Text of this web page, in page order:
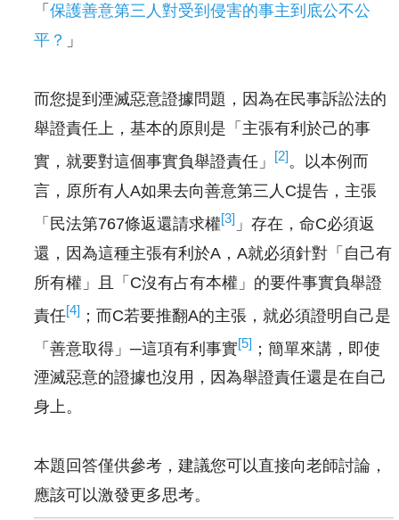
「 保護善意第三人對受到侵害的事主到底公不公
平？ 」
而您提到湮滅惡意證據問題，因為在民事訴訟法的
舉證責任上，基本的原則是「主張有利於己的事
實，就要對這個事實負舉證責任」
[2]。以本例而
言，原所有人A如果去向善意第三人C提告，主張
「民法第767條返還請求權[3] 」存在，命C必須返
還，因為這種主張有利於A，A就必須針對「自己有
所有權」且「C沒有占有本權」的要件事實負舉證
責任[4] ；而C若要推翻A的主張，就必須證明自己是
「善意取得」─這項有利事實[5] ；簡單來講，即使
湮滅惡意的證據也沒用，因為舉證責任還是在自己
身上。
本題回答僅供參考，建議您可以直接向老師討論，
應該可以激發更多思考。